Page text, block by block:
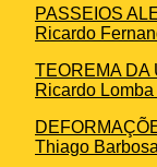
PASSEIOS
Ricardo
TEOREMA DA
Ricardo
Thiago